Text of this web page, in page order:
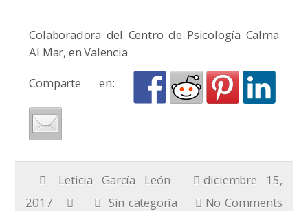
Colaboradora del Centro de Psicología Calma
Al Mar, en Valencia
Comparte en:
Leticia García León
diciembre 15,
2017
Sin categoría
No Comments